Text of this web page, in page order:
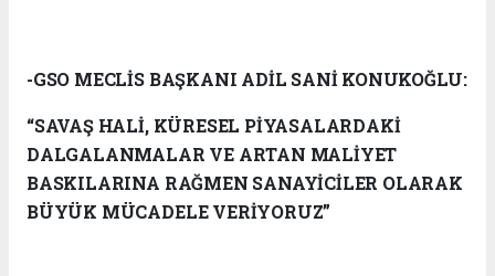
-GSO MECLİS BAŞKANI ADİL SANİ KONUKOĞLU:
“SAVAŞ HALİ, KÜRESEL PİYASALARDAKİ
DALGALANMALAR VE ARTAN MALİYET
BASKILARINA RAĞMEN SANAYİCİLER OLARAK
BÜYÜK MÜCADELE VERİYORUZ”